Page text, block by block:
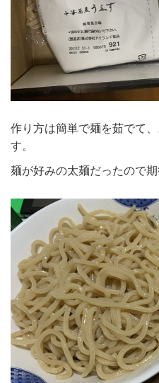
作り方は簡単で麺を茹でて
す。
麺が好みの太麺だったので